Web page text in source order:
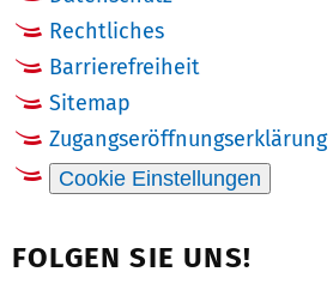
Rechtliches
Barrierefreiheit
Sitemap
Zugangseröffnungserklärung
Cookie Einstellungen
FOLGEN SIE UNS!